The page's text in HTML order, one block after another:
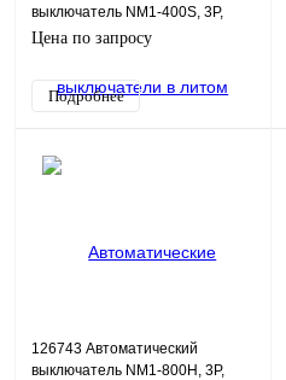
выключатель NM1-400S, 3P,
400А, 35кА
Цена по запросу
Подробнее
126743 Автоматический
выключатель NM1-800H, 3P,